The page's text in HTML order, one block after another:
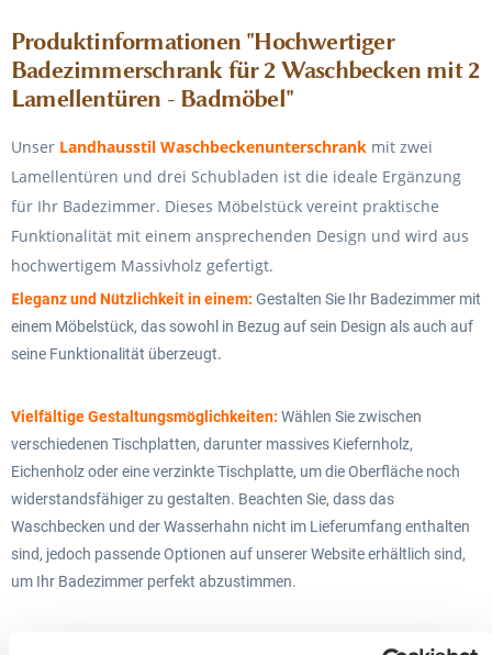
Produktinformationen "Hochwertiger
Badezimmerschrank für 2 Waschbecken mit 2
Lamellentüren - Badmöbel"
Unser Landhausstil Waschbeckenunterschrank mit zwei
Lamellentüren und drei Schubladen ist die ideale Ergänzung
für Ihr Badezimmer. Dieses Möbelstück vereint praktische
Funktionalität mit einem ansprechenden Design und wird aus
hochwertigem Massivholz gefertigt.
E leganz und Nützlichkeitin einem: Gestalten Sie Ihr Badezimmer mit
einem Möbelstück, das sowohl in Bezug auf sein Design als auch auf
seine Funktionalität überzeugt.
Vielfältige Gestaltungsmöglichkeiten: Wählen Sie zwischen
verschiedenen Tischplatten, darunter massives Kiefernholz,
Eichenholz oder eine verzinkte Tischplatte, um die Oberfläche noch
widerstandsfähiger zu gestalten. Beachten Sie, dass das
Waschbecken und der Wasserhahn nicht im Lieferumfang enthalten
sind, jedoch passende Optionen auf unserer Website erhältlich sind,
um Ihr Badezimmer perfekt abzustimmen.